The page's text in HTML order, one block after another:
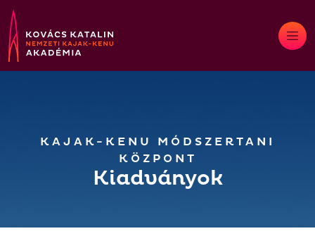
Skip
to
content
KAJAK-KENU MÓDSZERTANI
KÖZPONT
Kiadványok